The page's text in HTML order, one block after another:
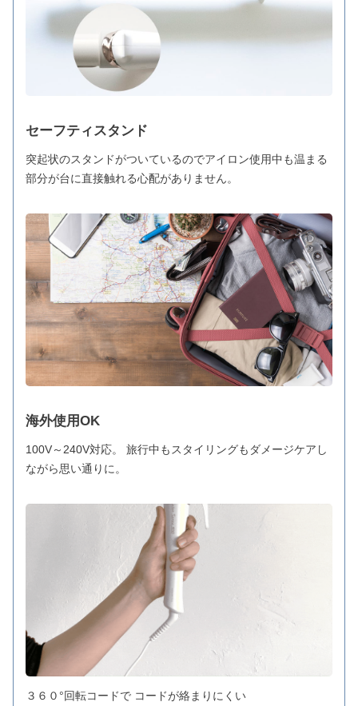
セーフティスタンド
突起状のスタンドがついているのでアイロン使用中も温まる
部分が台に直接触れる心配がありません。
海外使用OK
100V～240V対応。 旅行中もスタイリングもダメージケアし
ながら思い通りに。
３６０°回転コードで コードが絡まりにくい